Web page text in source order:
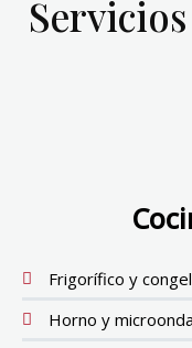
Frigorífico y
Horno y